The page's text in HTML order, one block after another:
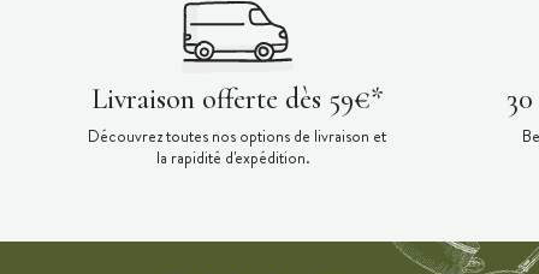
Livraison offerte dès 59€*
Découvrez toutes nos options de livraison et
la rapidité d'expédition.